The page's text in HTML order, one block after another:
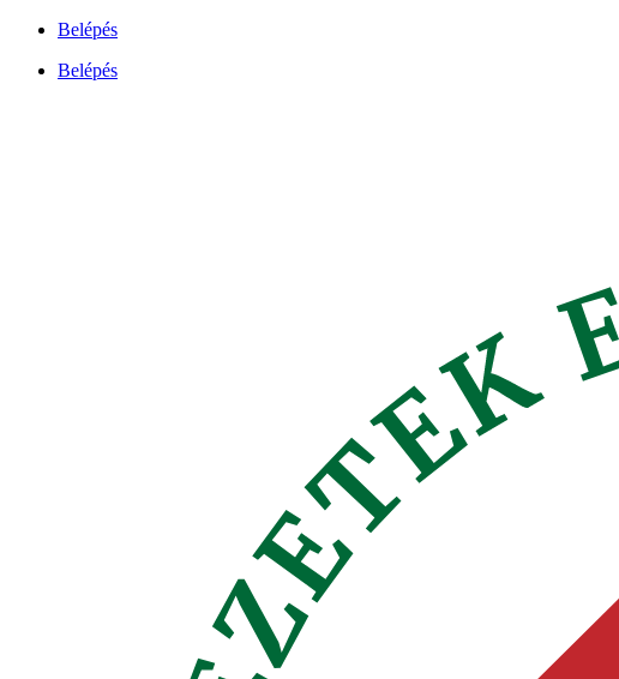
Ugrás
tartalomhoz
Belépés
Belépés